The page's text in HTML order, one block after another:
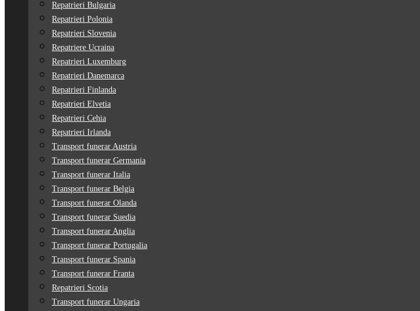
Repatrieri Bulgaria
Repatrieri Polonia
Repatrieri Slovenia
Repatriere Ucraina
Repatrieri Luxemburg
Repatrieri Danemarca
Repatrieri Finlanda
Repatrieri Elvetia
Repatrieri Cehia
Repatrieri Irlanda
Transport funerar Austria
Transport funerar Germania
Transport funerar Italia
Transport funerar Belgia
Transport funerar Olanda
Transport funerar Suedia
Transport funerar Anglia
Transport funerar Portugalia
Transport funerar Spania
Transport funerar Franta
Repatrieri Scotia
Transport funerar Ungaria